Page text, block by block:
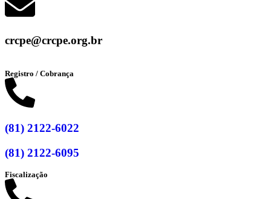
crcpe@crcpe.org.br
Registro / Cobrança
(81) 2122-6022
(81) 2122-6095
Fiscalização